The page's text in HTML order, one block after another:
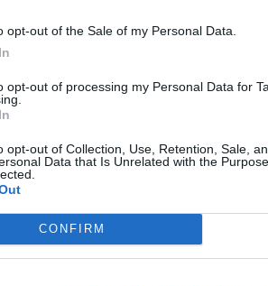
opt-out of the Sale of my Personal Data.
opt-out of processing my Personal Data for
opt-out of Collection, Use, Retention, Sale,
Data that Is Unrelated with the
CONFIRM
ανθεκτικότητα
χρόνο σε τέτοιου είδους απάτες είναι
ένας υπάλληλος εταιρείας στα Ηνωμένα
για μια συμφωνία εξαγοράς.
έξι χρόνια, αξίζει να
Τα σχετικά προγράμματα θα
και πώς πρέπει να αντιδράσει.
προειδοποιητικών σημείων της
προκειμένου να
εταιρικών λογαριασμών ανταλλαγής
χρηματικών ποσών ή για αλλαγές
να απαντούν τα στελέχη, ώστε να